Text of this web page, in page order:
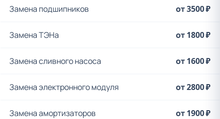
Замена подшипников от 3500 ₽
Замена ТЭНа от 1800 ₽
Замена сливного насоса от 1600 ₽
Замена электронного модуля от 2800 ₽
Замена амортизаторов от 1900 ₽